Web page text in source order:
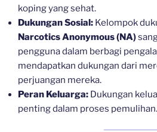
koping yang sehat.
Dukungan Sosial: Kelompok
Narcotics Anonymous (NA)
pengguna dalam berbagi
mendapatkan dukungan dari
perjuangan mereka.
Peran Keluarga: Dukungan
penting dalam proses pemulihan.